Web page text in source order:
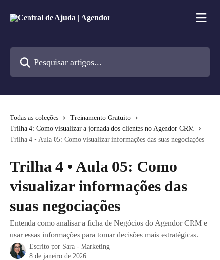
Todas as coleções
Treinamento Gratuito
Trilha 4: Como visualizar a jornada dos clientes no Agendor CRM
Trilha 4 • Aula 05: Como visualizar informações das suas negociações
Trilha 4 • Aula 05: Como
visualizar informações das
suas negociações
Entenda como analisar a ficha de Negócios do Agendor CRM e
usar essas informações para tomar decisões mais estratégicas.
Escrito por Sara - Marketing
8 de janeiro de 2026